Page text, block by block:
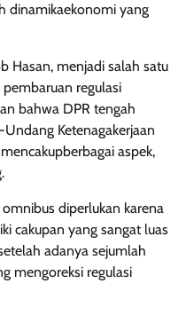
dinamikaekonomi yang
Hasan, menjadi salah satu
regulasi
bahwa DPR tengah
Ketenagakerjaan
aspek,
diperlukan karena
cakupan yang sangat luas
adanya sejumlah
mengoreksi regulasi